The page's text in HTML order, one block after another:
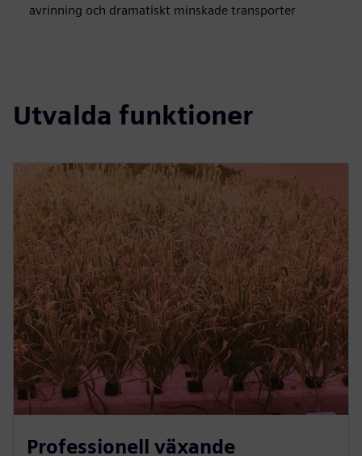
avrinning och dramatiskt minskade transporter
Utvalda funktioner
Professionell växande